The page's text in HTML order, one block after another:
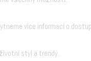
více informací o
styl a trendy.